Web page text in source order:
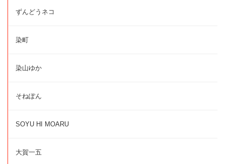
ずんどうネコ
染町
染山ゆか
そねぽん
SOYU HI MOARU
大賀一五